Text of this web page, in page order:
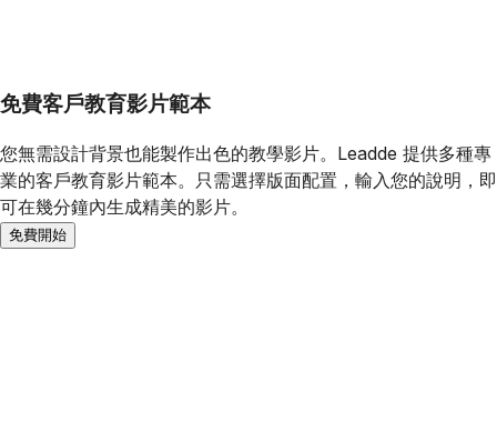
免費客戶教育影片範本
您無需設計背景也能製作出色的教學影片。Leadde 提供多種專
業的客戶教育影片範本。只需選擇版面配置，輸入您的說明，即
可在幾分鐘內生成精美的影片。
免費開始